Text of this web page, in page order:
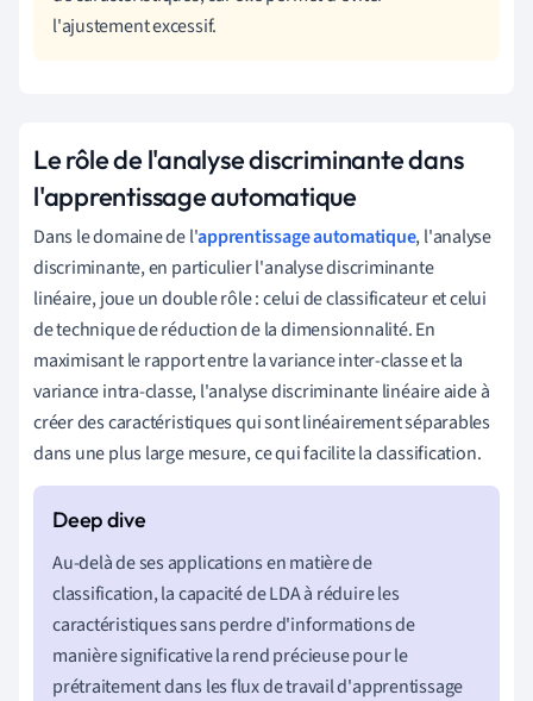
l'ajustement excessif.
Le rôle de l'analyse discriminante dans
l'apprentissage automatique
Dans le domaine de l'apprentissage automatique, l'analyse
discriminante, en particulier l'analyse discriminante
linéaire, joue un double rôle : celui de classificateur et celui
de technique de réduction de la dimensionnalité. En
maximisant le rapport entre la variance inter-classe et la
variance intra-classe, l'analyse discriminante linéaire aide à
créer des caractéristiques qui sont linéairement séparables
dans une plus large mesure, ce qui facilite la classification.
Au-delà de ses applications en matière de
classification, la capacité de LDA à réduire les
caractéristiques sans perdre d'informations de
manière significative la rend précieuse pour le
prétraitement dans les flux de travail d'apprentissage